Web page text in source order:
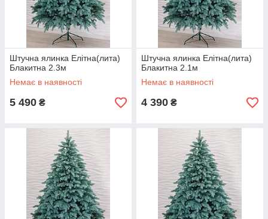
Штучна ялинка Елітна(лита)
Блакитна 2.3м
Немає в наявності
5 490 ₴
Штучна ялинка Елітна(лита)
Блакитна 2.1м
Немає в наявності
4 390 ₴